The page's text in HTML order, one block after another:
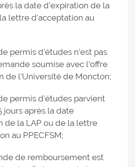
la date d’expiration de la
lettre d’acceptation au
permis d’études n’est pas
soumise avec l’offre
de l’Université de Moncton;
permis d’études parvient
jours après la date
de la LAP ou de la lettre
au PPECFSM;
de remboursement est